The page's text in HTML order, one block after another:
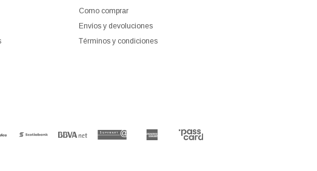
Como comprar
Envíos y devoluciones
Términos y condiciones